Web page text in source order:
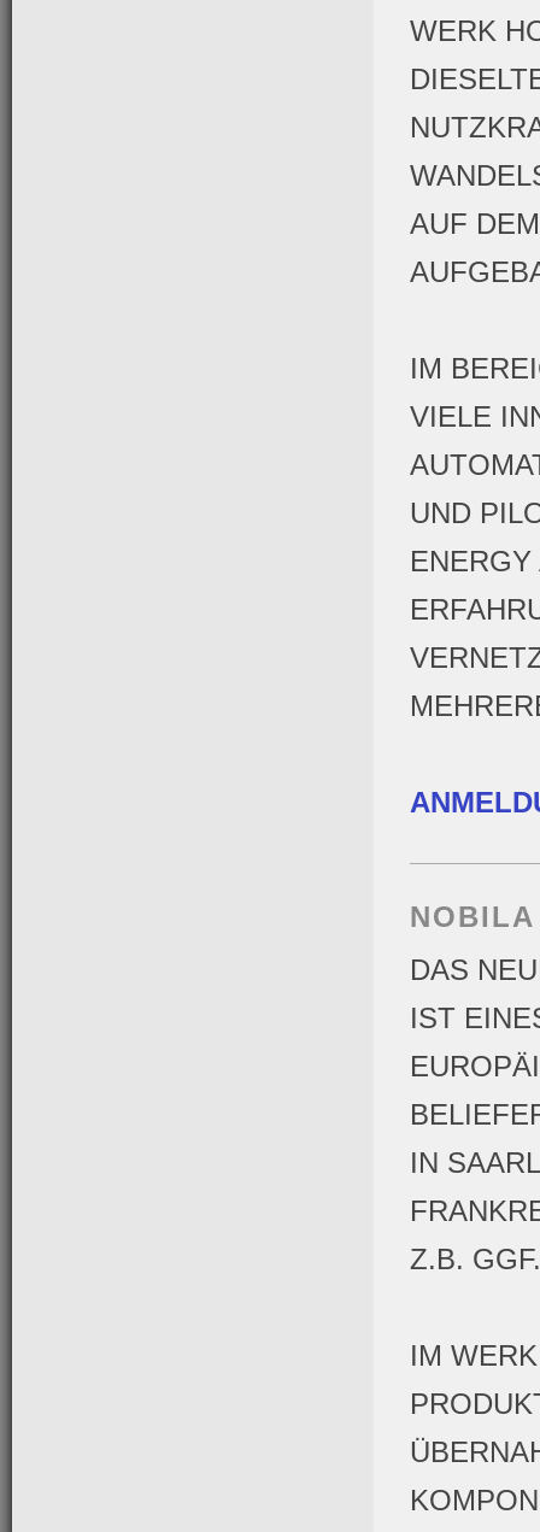
WERK
AUF
IM
VIELE
UND
DAS
IST
IN
Z.B.
IM